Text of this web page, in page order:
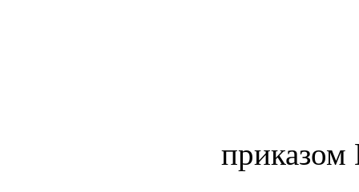
приказом